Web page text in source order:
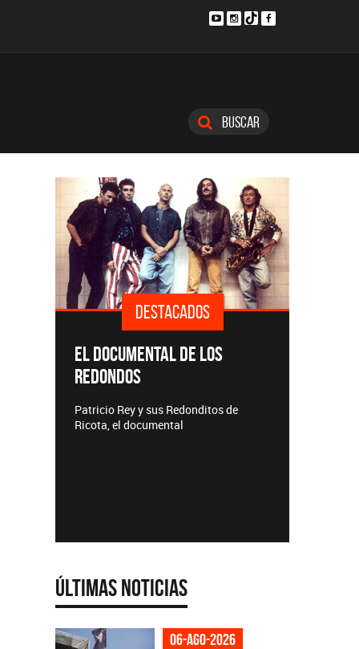
Buscar
DESTACADOS
EL DOCUMENTAL DE LOS
REDONDOS
Patricio Rey y sus Redonditos de
Ricota, el documental
Últimas Noticias
06-ago-2026